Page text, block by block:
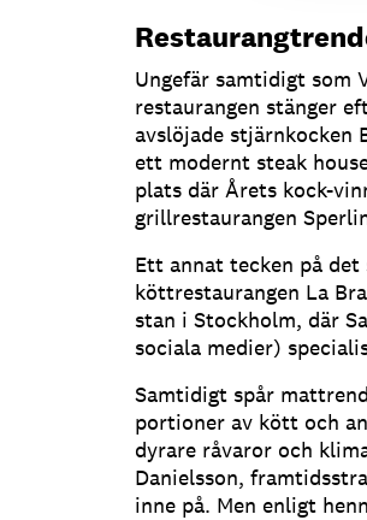
Ungefär samtidigt som
restaurangen stänger
avslöjade stjärnkocken
ett modernt steak
plats där Årets kock-
grillrestaurangen
Ett annat tecken på
köttrestaurangen La
stan i Stockholm, där
sociala medier)
Samtidigt spår
portioner av kött och
dyrare råvaror och
Danielsson,
inne på. Men enligt